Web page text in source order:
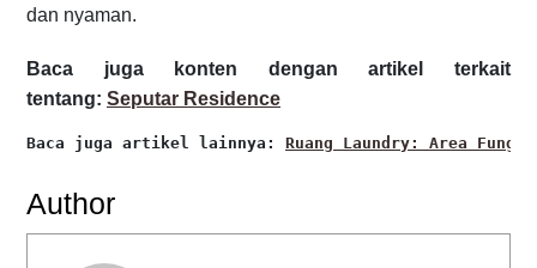
dan nyaman.
Baca juga konten dengan artikel terkait
tentang: Seputar Residence
Baca juga artikel lainnya: Ruang Laundry: Area
Author